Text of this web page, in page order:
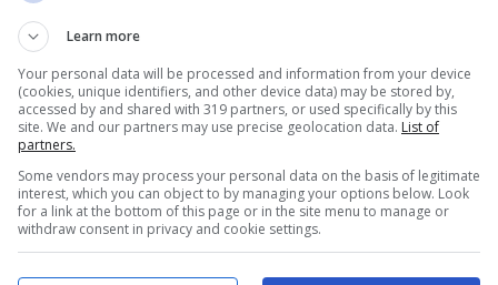
Guaccero,
Fatto: il
il fiato –
Annalisa versione
corto, che
spettacolo – FOTO
Learn more
Your personal data will be processed and information from your device
(cookies, unique identifiers, and other device data) may be stored by,
accessed by and shared with 319 partners, or used specifically by this
site. We and our partners may use precise geolocation data. List of
partners.
Some vendors may process your personal data on the basis of legitimate
interest, which you can object to by managing your options below. Look
for a link at the bottom of this page or in the site menu to manage or
withdraw consent in privacy and cookie settings.